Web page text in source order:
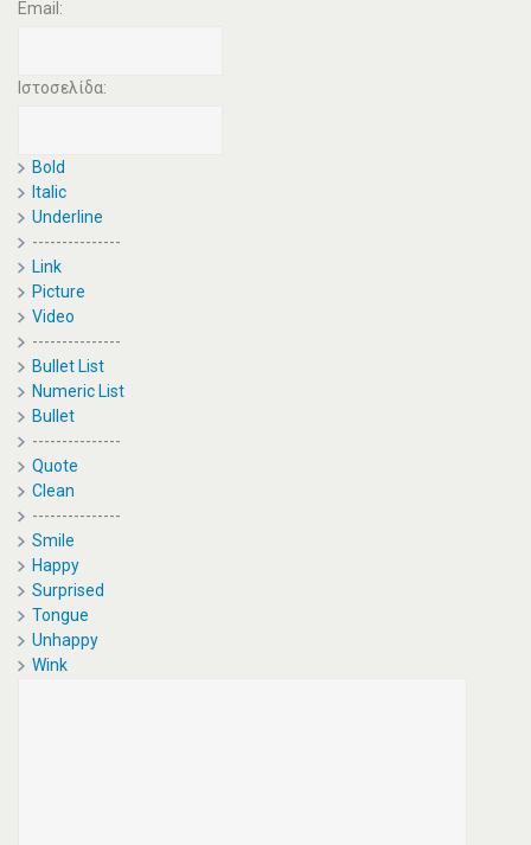
Email:
Ιστοσελίδα:
Bold
Italic
Underline
---------------
Link
Picture
Video
---------------
Bullet List
Numeric List
Bullet
---------------
Quote
Clean
---------------
Smile
Happy
Surprised
Tongue
Unhappy
Wink